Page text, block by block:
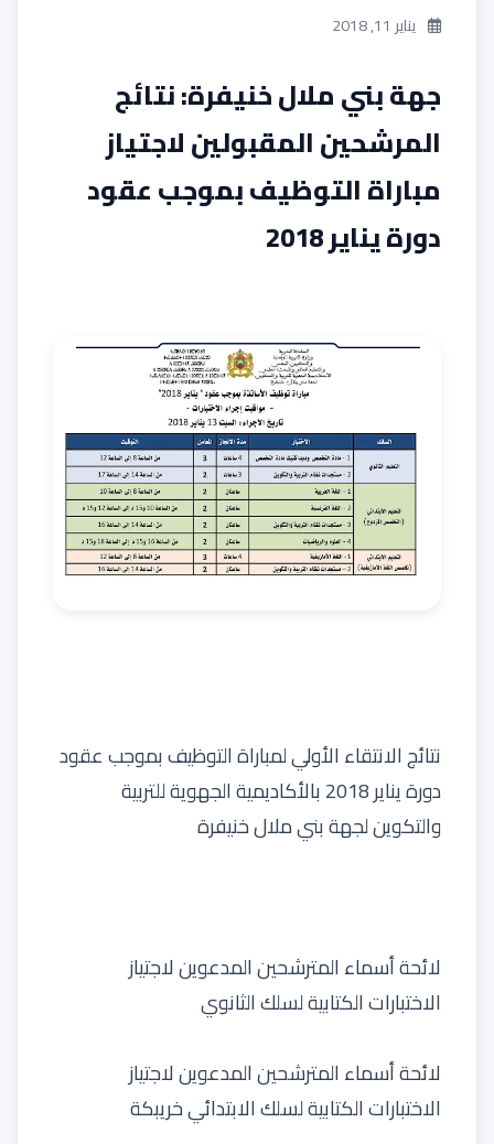
يناير 11, 2018
جهة بني ملال خنيفرة: نتائج
المرشحين المقبولين لاجتياز
مباراة التوظيف بموجب عقود
دورة يناير 2018
نتائج الانتقاء الأولي لمباراة التوظيف بموجب عقود
دورة يناير 2018 بالأكاديمية الجهوية للتربية
والتكوين لجهة بني ملال خنيفرة
لائحة أسماء المترشحين المدعوين لاجتياز
الاختبارات الكتابية لسلك الثانوي
لائحة أسماء المترشحين المدعوين لاجتياز
الاختبارات الكتابية لسلك الابتدائي خريبكة